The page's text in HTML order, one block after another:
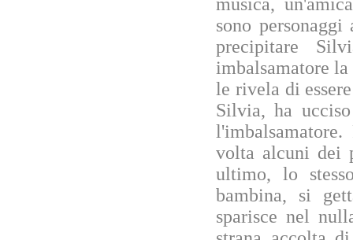
sono
precipitare
imbalsamatore
le rivela di
Silvia, ha
volta alcuni dei
ultimo, lo
bambina, si
sparisce nel